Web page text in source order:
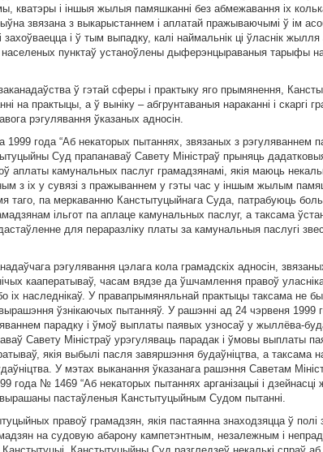
кватэры i iншыя жылыя памяшканнi без абмежавання iх
звязана з выкарыстаннем i аплатай пражываючымi ў iм
захоўваецца i ў тым выпадку, калi наймальнiк цi ўласнiк
пунктаў устаноўлены дыферэнцыраваныя тарыфы
ў гэтай сферы i практыку яго прымянення,
на практыцы, а ў вынiку – абгрунтаваныя нараканнi i скаргi
рэгулявання ўказаных адносiн.
года “Аб некаторых пытаннях, звязаных з рэгуляваннем
Суд прапанаваў Савету Мiнiстраў прыняць
аплаты камунальных паслуг грамадзянамi, якiя маюць
з iх у сувязi з пражываннем у гэты час у iншым жылым
таго, па меркаванню Канстытуцыйнага Суда, патрабуюць
iльгот па аплаце камунальных паслуг, а таксама
для пераразлiку платы за камунальныя паслугi
рэгулявання цэлага кола грамадскiх адносiн,
кааператываў, часам вядзе да ўшчамлення правоў
iх наследнiкаў. У правапрымяняльнай практыцы таксама не
ўзнiкаючых пытанняў. У рашэннi ад 24 чэрвеня 1999
парадку i ўмоў выплаты паявых узносаў у жыллёва-
Савету Мiнiстраў урэгуляваць парадак i ўмовы выплаты
якiя выбылi пасля завяршэння будаўнiцтва, а таксама
У мэтах выканання ўказанага рашэння Саветам
года № 1469 “Аб некаторых пытаннях арганiзацыi i
пастаўленыя Канстытуцыйным Судом пытаннi.
правоў грамадзян, якiя пастаянна знаходзяцца ў полi
на судовую абарону кампетэнтным, незалежным i